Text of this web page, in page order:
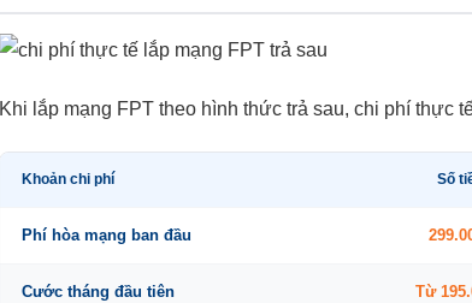
Khi lắp mạng FPT theo hình thức trả sau, chi phí thực
Khoản chi phí Số
Phí hòa mạng ban đầu
Cước tháng đầu tiên Từ